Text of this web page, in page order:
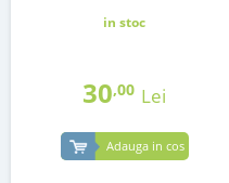
in stoc
30,00 Lei
Adauga in cos